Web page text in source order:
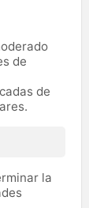
de
de
la